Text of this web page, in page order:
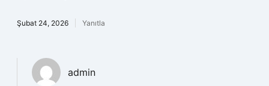
Şubat 24, 2026 Yanıtla
admin